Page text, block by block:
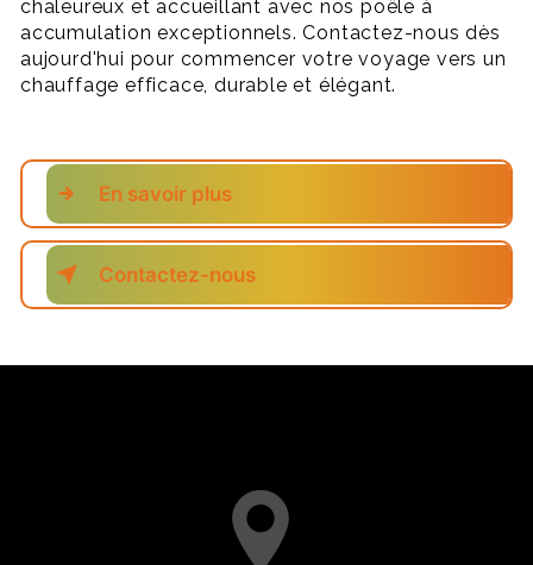
chaleureux et accueillant avec nos poêle à
accumulation exceptionnels. Contactez-nous dès
aujourd'hui pour commencer votre voyage vers un
chauffage efficace, durable et élégant.
En savoir plus
Contactez-nous